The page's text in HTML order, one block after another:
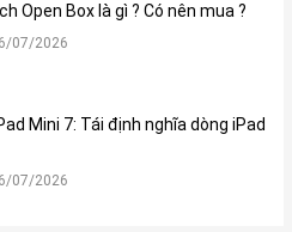
Open Box là gì ? Có nên mua ?
07/2026
Mini 7: Tái định nghĩa dòng iPad
07/2026